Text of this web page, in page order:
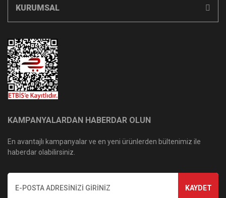
KURUMSAL
KAMPANYALARDAN HABERDAR OLUN
En avantajlı kampanyalar ve en yeni ürünlerden bültenimiz ile
haberdar olabilirsiniz.
KAYDET